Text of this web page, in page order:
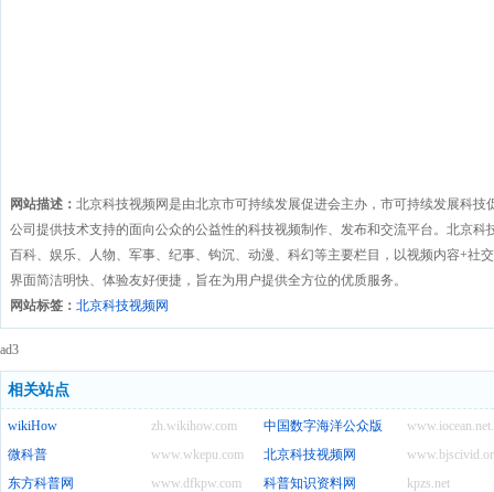
网站描述： 北京科技视频网是由北京市可持续发展促进会主办，市可持续发展科
公司提供技术支持的面向公众的公益性的科技视频制作、发布和交流平台。北京
百科、娱乐、人物、军事、纪事、钩沉、动漫、科幻等主要栏目，以视频内容+社
界面简洁明快、体验友好便捷，旨在为用户提供全方位的优质服务。
网站标签： 北京科技视频网
ad3
相关站点
zh.wikihow.com
wikiHow
中国数字海洋公众版
www.wkepu.com
微科普
北京科技视频网
www.dfkpw.com
东方科普网 kpzs.net
科普知识资料网